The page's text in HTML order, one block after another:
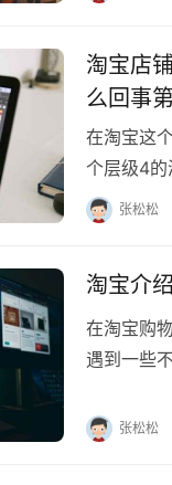
淘宝店
么回事
在淘宝这
个层级4的
系，让你
张松松
淘宝介
在淘宝购
遇到一些
张松松